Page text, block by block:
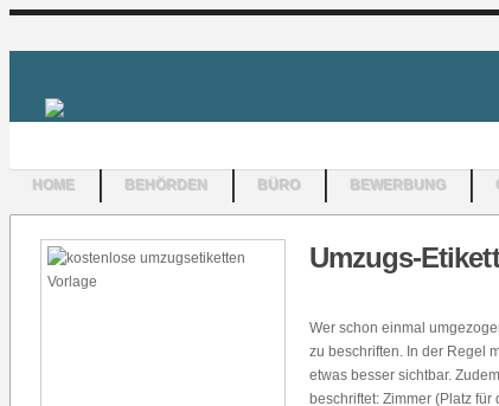
HOME BEHÖRDEN BÜRO BEWERBUNG
Umzugs-
Wer schon einmal
zu beschriften. In der Regel
etwas besser sichtbar.
beschriftet: Zimmer (Platz